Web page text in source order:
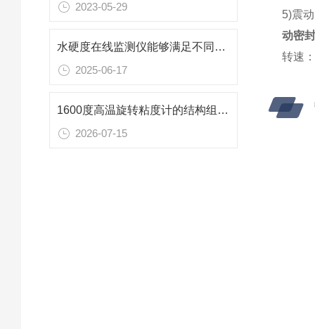
2023-05-29
水硬度在线监测仪能够满足不同应用场景的需求
2025-06-17
1600度高温旋转粘度计的结构组成及其作用
2026-07-15
5)震
动密
转速